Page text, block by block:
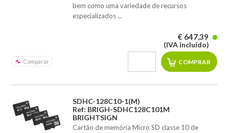
bem como uma variedade de recursos
especializados ...
Comparar
€ 647,39
(IVA incluído)
SDHC-128C10-1(M)
Ref: BRIGH-SDHC128C101M
BRIGHTSIGN
Cartão de memória Micro SD classe 10 de